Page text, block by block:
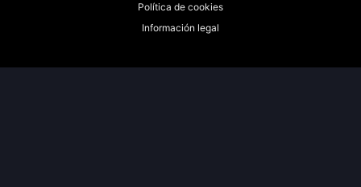
Política de cookies
Información legal